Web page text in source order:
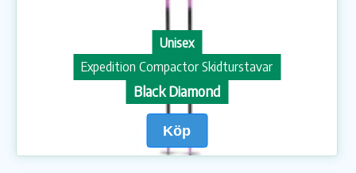
Unisex
Expedition Compactor Skidturstavar
Black Diamond
Köp